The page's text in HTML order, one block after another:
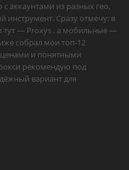
аккаунтами из разных гео,
Сразу отмечу: в
тут — Proxys , а мобильные —
собрал мои топ-12
и понятными
рекомендую под
вариант для